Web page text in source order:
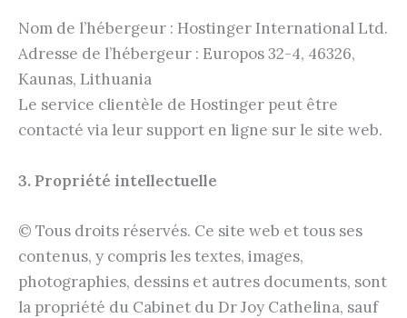
Nom de l’hébergeur : Hostinger International Ltd.
Adresse de l’hébergeur : Europos 32-4, 46326,
Kaunas, Lithuania
Le service clientèle de Hostinger peut être
contacté via leur support en ligne sur le site web.
3. Propriété intellectuelle
© Tous droits réservés. Ce site web et tous ses
contenus, y compris les textes, images,
photographies, dessins et autres documents, sont
la propriété du Cabinet du Dr Joy Cathelina, sauf